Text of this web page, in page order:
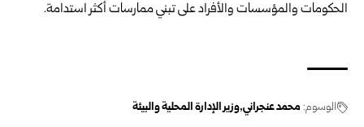
الحكومات ‏والمؤسسات والأفراد على تبني ممارسات أكثر استدامة.‏
الوسوم: محمد عنجراني وزير الإدارة المحلية والبيئة